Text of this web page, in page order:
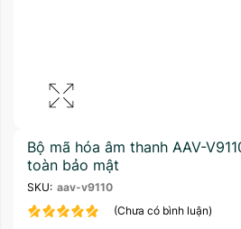
Bộ mã hóa âm thanh AAV-
toàn bảo mật
SKU: aav-v9110
(Chưa có bình luận)